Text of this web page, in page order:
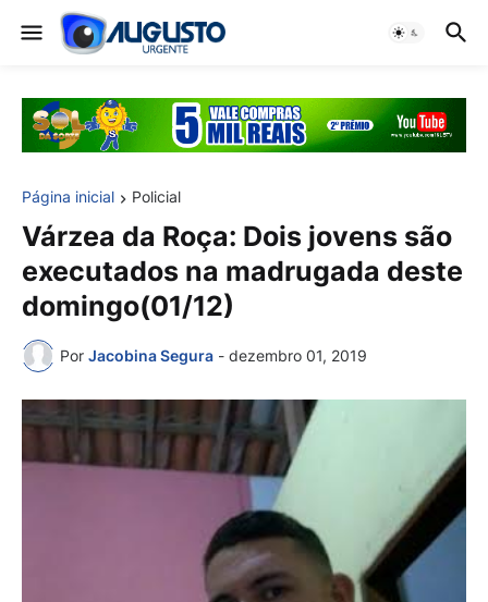
Página inicial Policial
Várzea da Roça: Dois jovens são
executados na madrugada deste
domingo(01/12)
Por Jacobina Segura - dezembro 01, 2019